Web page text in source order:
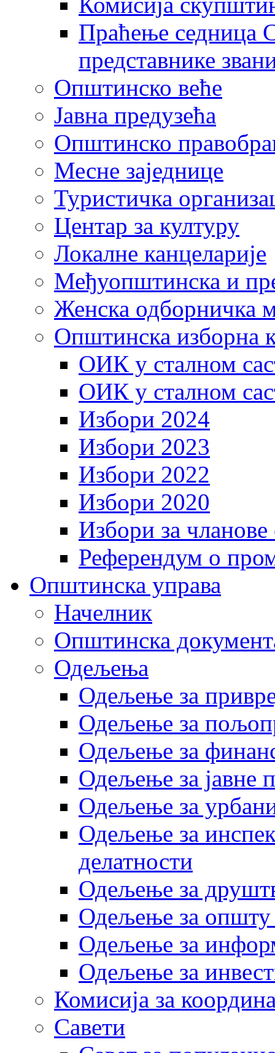
Праћење седница
представнике
Општинско веће
Јавна предузећа
Општинско
Месне заједнице
Туристичка
Центaр за културу
Локалне канцеларије
Међуопштинска и
Женска одборничка
Општинска изборна
ОИК у сталном
ОИК у сталном
Избори 2024
Избори 2023
Избори 2022
Избори 2020
Избори за
Референдум о
Општинска управа
Начелник
Општинска
Одељења
Одељење за
Одељење за
Одељење за
Одељење за јавне
Одељење за
Одељење за
делатности
Одељење за
Одељење за општу
Одељење за
Одељење за
Комисија за
Савети